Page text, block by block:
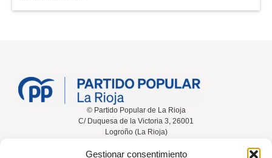
Gestionar consentimiento
© Partido Popular de La Rioja
C/ Duquesa de la Victoria 3, 26001
Logroño (La Rioja)